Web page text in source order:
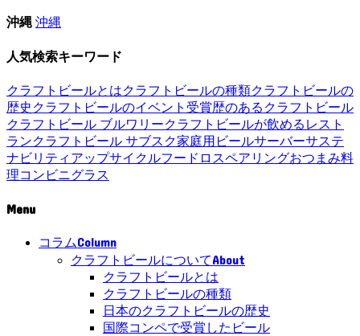
沖縄 沖縄
人気検索キーワード
クラフトビールとはクラフトビールの種類クラフトビールの
歴史 クラフトビールのイベント 受賞歴のあるクラフトビール
クラフトビール ブルワリークラフトビールが飲めるレスト
ランクラフトビール サブスク家庭用ビールサーバーサステ
ナビリティ アップサイクルフードロスペアリングおつまみ料
理コンビニグラス
Menu
コラムColumn
クラフトビールについてAbout
クラフトビールとは
クラフトビールの種類
日本のクラフトビールの歴史
国際コンペで受賞したビール